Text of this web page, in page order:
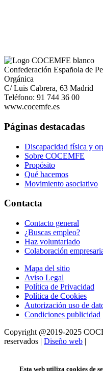
Confederación Española de
Orgánica
C/ Luis Cabrera, 63 Madrid
Teléfono: 91 744 36 00
www.cocemfe.es
Páginas destacadas
Discapacidad física y
Sobre COCEMFE
Propósito
Qué hacemos
Movimiento asociativo
Contacta
Contacto general
¿Buscas empleo?
Haz voluntariado
Colaboración
Mapa del sitio
Aviso Legal
Política de Privacidad
Política de Cookies
Autorización uso de
Condiciones publicidad
Copyright @2019-2025
reservados | Diseño web |
Esta web utiliza cookies de